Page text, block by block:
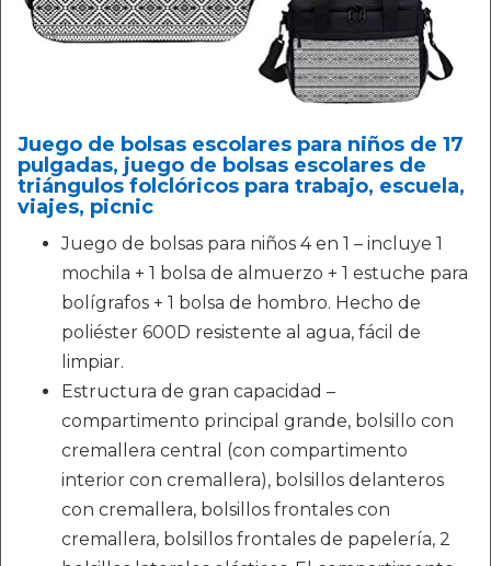
Juego de bolsas escolares para niños de 17
pulgadas, juego de bolsas escolares de
triángulos folclóricos para trabajo, escuela,
viajes, picnic
Juego de bolsas para niños 4 en 1 – incluye 1
mochila + 1 bolsa de almuerzo + 1 estuche para
bolígrafos + 1 bolsa de hombro. Hecho de
poliéster 600D resistente al agua, fácil de
limpiar.
Estructura de gran capacidad –
compartimento principal grande, bolsillo con
cremallera central (con compartimento
interior con cremallera), bolsillos delanteros
con cremallera, bolsillos frontales con
cremallera, bolsillos frontales de papelería, 2